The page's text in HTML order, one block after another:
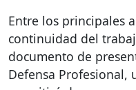
Entre los principales
continuidad del
documento de
Defensa Profesional,